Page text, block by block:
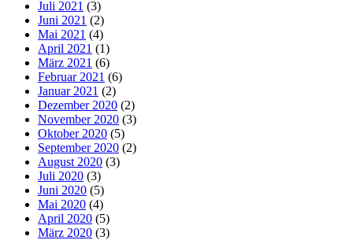
Juli 2021 (3)
Juni 2021 (2)
Mai 2021 (4)
April 2021 (1)
März 2021 (6)
Februar 2021 (6)
Januar 2021 (2)
Dezember 2020 (2)
November 2020 (3)
Oktober 2020 (5)
September 2020 (2)
August 2020 (3)
Juli 2020 (3)
Juni 2020 (5)
Mai 2020 (4)
April 2020 (5)
März 2020 (3)